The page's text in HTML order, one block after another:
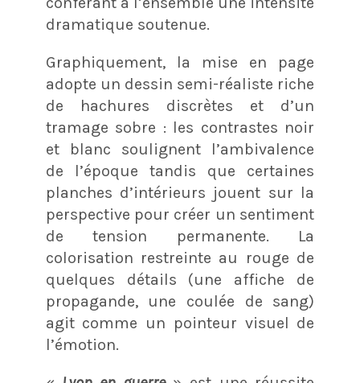
dramatique soutenue.
Graphiquement, la mise en page
adopte un dessin semi-réaliste riche
de hachures discrètes et d’un
tramage sobre : les contrastes noir
et blanc soulignent l’ambivalence
de l’époque tandis que certaines
planches d’intérieurs jouent sur la
perspective pour créer un sentiment
de tension permanente. La
colorisation restreinte au rouge de
quelques détails (une affiche de
propagande, une coulée de sang)
agit comme un pointeur visuel de
l’émotion.